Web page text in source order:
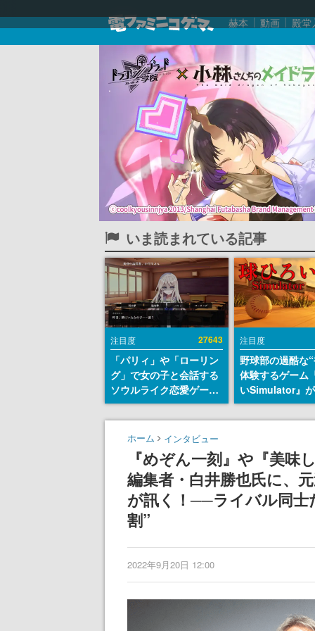
赫本 動画 殿堂
いま読まれている記事
注目度 27643
「パリィ」や「ローリン
グ」で女の子と会話する
ソウルライク恋愛ゲーム
『小早川さんはソウルラ
イク』無料公開。返事に
失敗すると「YOU
DIED」
注目度
野球部の過酷な
体験するゲーム
いSimulator』
のウィッシュリ
とにチェコ語に
ダム・カム』開
ェコのプロ野球
称賛の声
ホーム インタビュー
『めぞん一刻』や『美味
編集者・白井勝也氏に、
が訊く！──ライバル同士
割”
2022年9月20日 12:00